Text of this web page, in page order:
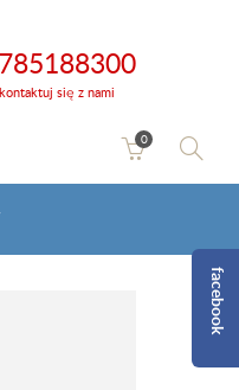
facebook
785188300
się z nami
0